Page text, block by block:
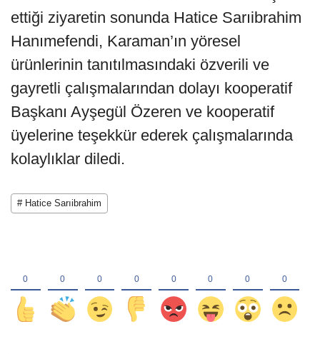
ettiği ziyaretin sonunda Hatice Sarıibrahim
Hanımefendi, Karaman’ın yöresel
ürünlerinin tanıtılmasındaki özverili ve
gayretli çalışmalarından dolayı kooperatif
Başkanı Ayşegül Özeren ve kooperatif
üyelerine teşekkür ederek çalışmalarında
kolaylıklar diledi.
# Hatice Sarıibrahim